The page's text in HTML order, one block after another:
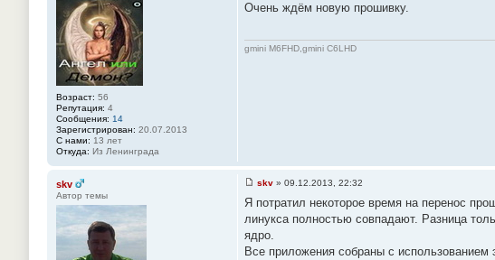
Возраст: 56
Репутация: 4
Сообщения: 14
Зарегистрирован: 20.07.2013
С нами: 13 лет
Откуда: Из Ленинграда
о
щ
е
Очень ждём новую прошивку.
gmini M6FHD,gmini C6LHD
skv
Автор темы
о
б
щ
е
н
skv » 09.12.2013, 22:32
Я потратил некоторое время на перенос
линукса полностью совпадают. Разница
ядро.
Все приложения собраны с использованием